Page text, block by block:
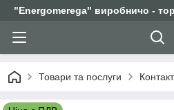
"Еnergomerega" виробничо -
Товари та послуги